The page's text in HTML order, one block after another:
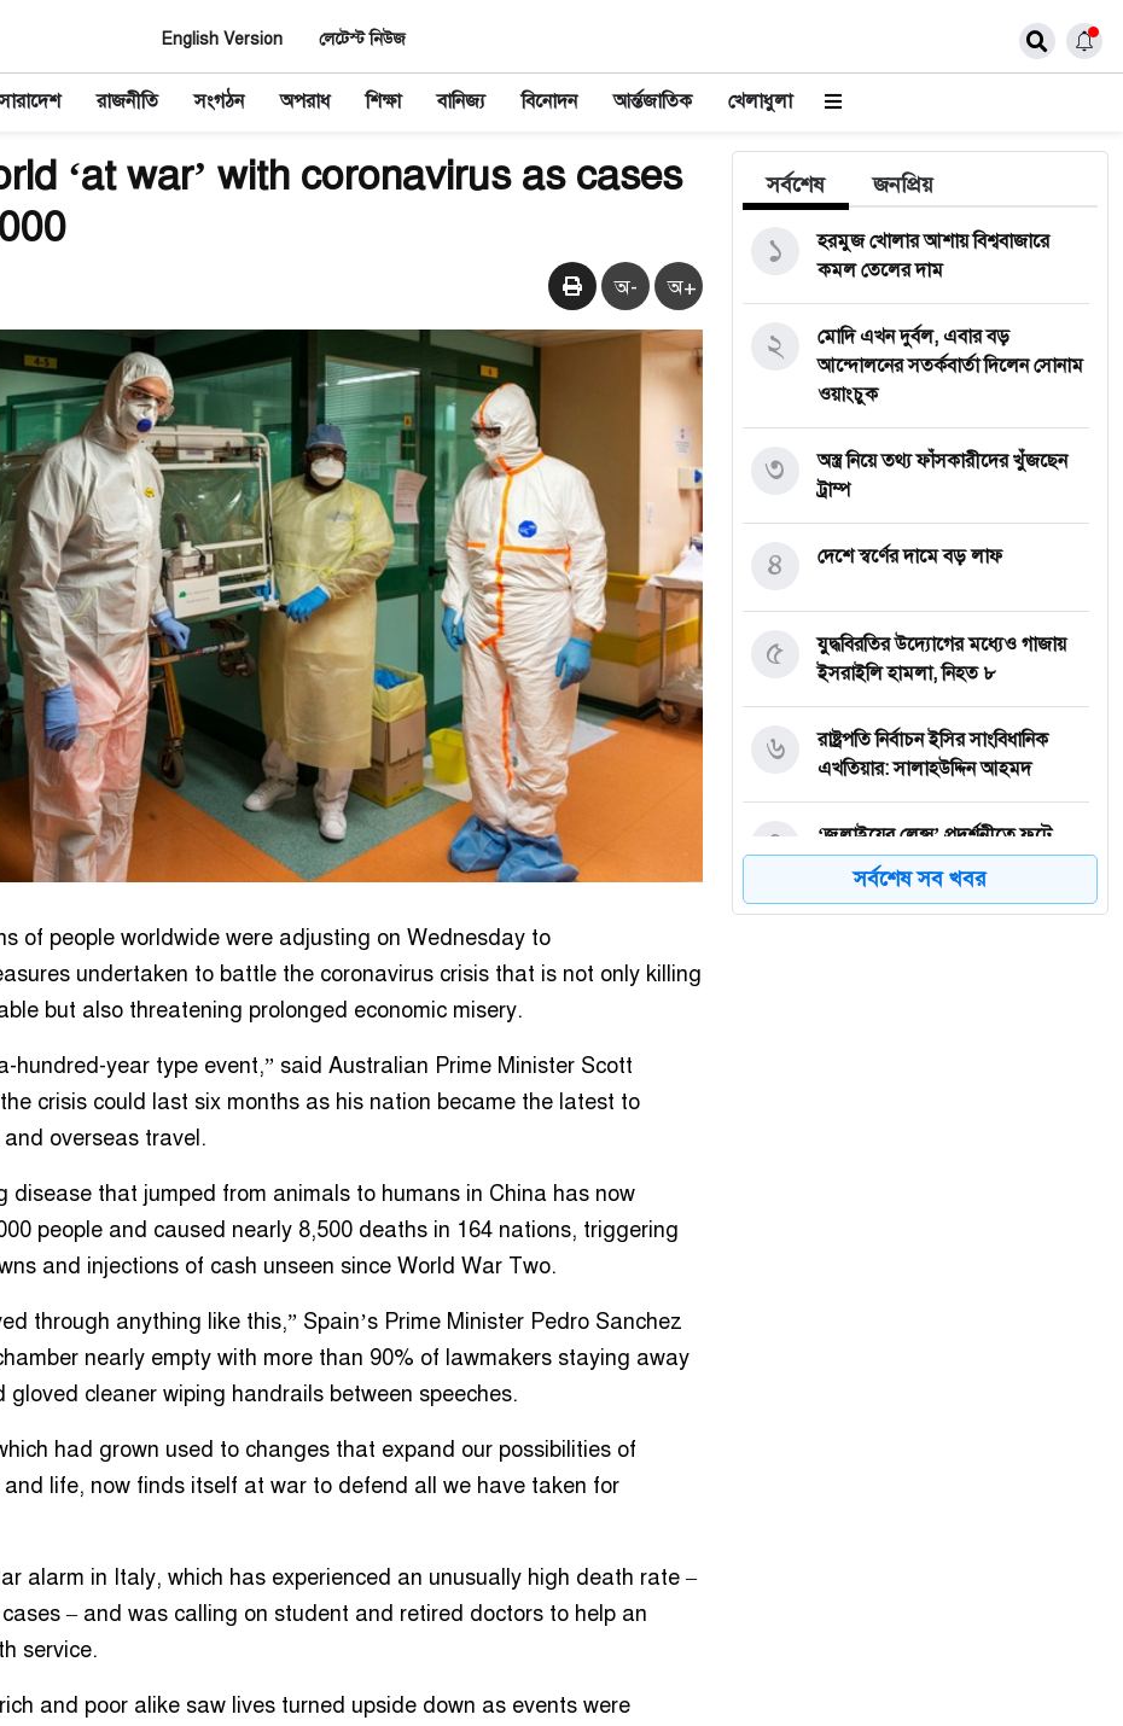
English Version লেটেস্ট নিউজ
সারাদেশ রাজনীতি সংগঠন অপরাধ শিক্ষা বানিজ্য বিনোদন আর্ন্তজাতিক খেলাধুলা
‘at war’ with coronavirus as cases
অ- অ+
of people worldwide were adjusting on Wednesday to
undertaken to battle the coronavirus crisis that is not only killing
but also threatening prolonged economic misery.
hundred-year type event,” said Australian Prime Minister Scott
crisis could last six months as his nation became the latest to
overseas travel.
disease that jumped from animals to humans in China has now
people and caused nearly 8,500 deaths in 164 nations, triggering
and injections of cash unseen since World War Two.
through anything like this,” Spain’s Prime Minister Pedro Sanchez
nearly empty with more than 90% of lawmakers staying away
gloved cleaner wiping handrails between speeches.
had grown used to changes that expand our possibilities of
life, now finds itself at war to defend all we have taken for
alarm in Italy, which has experienced an unusually high death rate –
– and was calling on student and retired doctors to help an
service.
and poor alike saw lives turned upside down as events were
সর্বশেষ জনপ্রিয়
হরমুজ খোলার আশায় বিশ্ববাজারে
কমল তেলের দাম
১
মোদি এখন দুর্বল, এবার বড়
আন্দোলনের সতর্কবার্তা দিলেন সোনাম
ওয়াংচুক
২
অস্ত্র নিয়ে তথ্য ফাঁসকারীদের খুঁজছেন
ট্রাম্প
৩
দেশে স্বর্ণের দামে বড় লাফ
৪
যুদ্ধবিরতির উদ্যোগের মধ্যেও গাজায়
ইসরাইলি হামলা, নিহত ৮
৫
রাষ্ট্রপতি নির্বাচন ইসির সাংবিধানিক
এখতিয়ার: সালাহউদ্দিন আহমদ
৬
‘জুলাইয়ের লেন্স’ প্রদর্শনীতে ফুটে
উঠেছে গণঅভ্যুত্থানের ভয়াবহতা
৭
সর্বশেষ সব খবর